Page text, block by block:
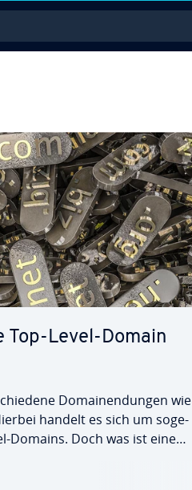
Top-Level-Domain
Do­main­endun­gen wie
handelt es sich um so­ge­
Domains. Doch was ist eine